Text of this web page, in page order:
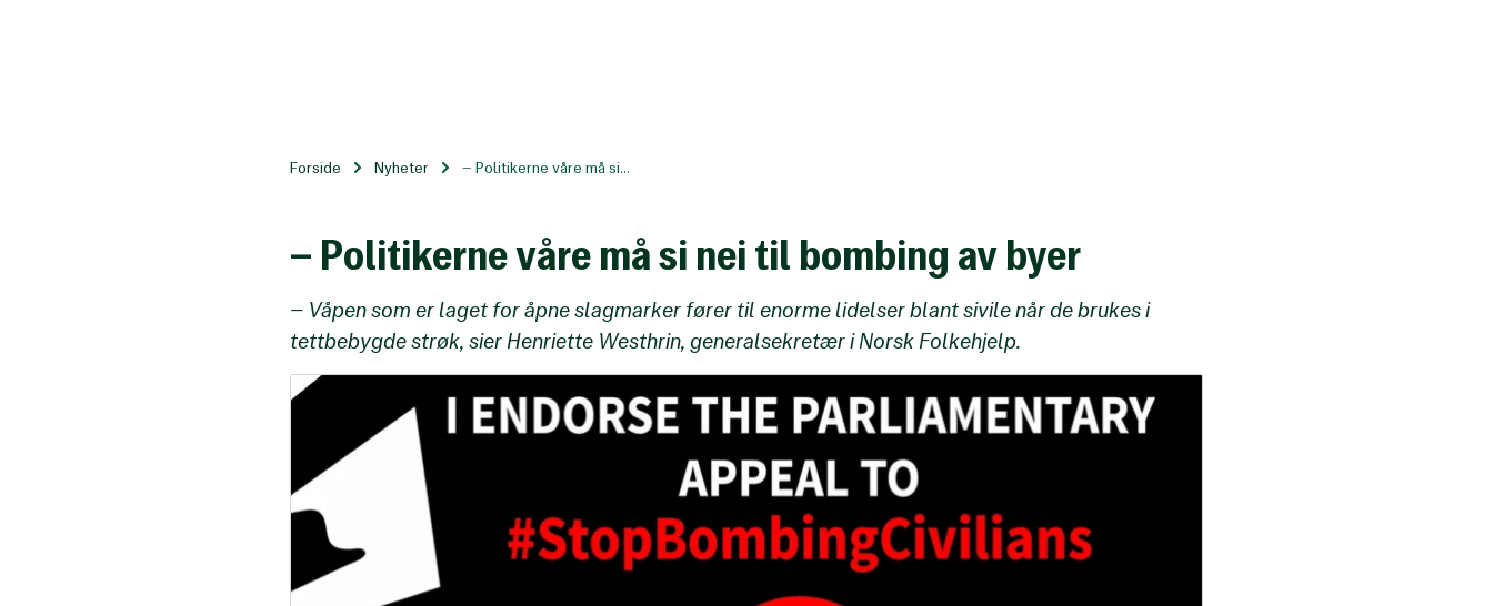
Forside Nyheter – Politikerne våre må si...
– Politikerne våre må si nei til bombing av byer
– Våpen som er laget for åpne slagmarker fører til enorme lidelser blant sivile når de brukes i
tettbebygde strøk, sier Henriette Westhrin, generalsekretær i Norsk Folkehjelp.